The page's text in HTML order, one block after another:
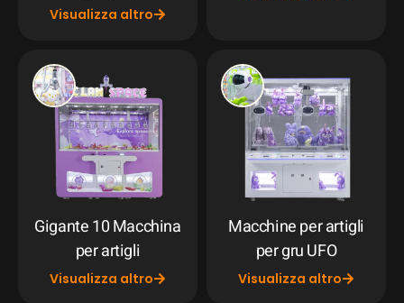
Visualizza altro
Gigante 10 Macchina
per artigli
Visualizza altro
Macchine per artigli
per gru UFO
Visualizza altro